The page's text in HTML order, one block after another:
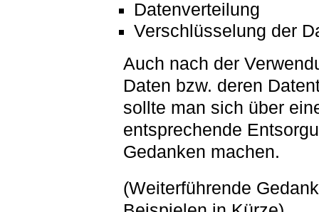
Datenverteilung
Verschlüsselung der
Auch nach der
Daten bzw. deren
sollte man sich über
entsprechende
Gedanken machen.
(Weiterführende